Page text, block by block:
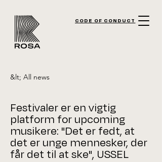
CODE OF CONDUCT
&lt; All news
Festivaler er en vigtig
platform for upcoming
musikere: "Det er fedt, at
det er unge mennesker, der
får det til at ske", USSEL